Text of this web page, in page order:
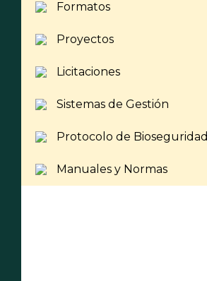
Formatos
Proyectos
Licitaciones
Sistemas de Gestión
Protocolo de Bioseguridad
Manuales y Normas